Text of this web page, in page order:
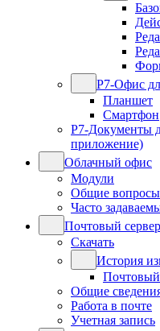
Р7-Офис
Планшет
Смартфон
Р7-Документы
приложение)
Облачный офис
Модули
Общие
Часто
Почтовый сервер
Скачать
История
Почтовый
Общие
Работа в почте
Учетная запись